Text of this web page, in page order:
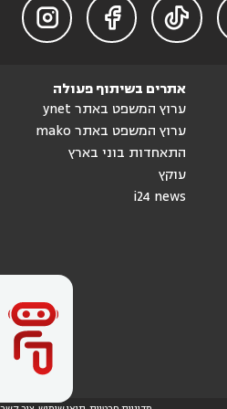



אתרים בשיתוף פעולה
ערוץ המשפט באתר ynet
ערוץ המשפט באתר mako
התאחדות בוני בארץ
עוקץ
i24 news